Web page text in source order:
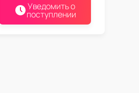
Уведомить о
поступлении